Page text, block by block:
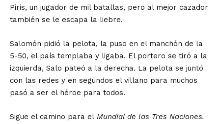
Piris, un jugador de mil batallas, pero al mejor cazador
también se le escapa la liebre.
Salomón pidió la pelota, la puso en el manchón de la
5-50, el país templaba y ligaba. El portero se tiró a la
izquierda, Salo pateó a la derecha. La pelota se juntó
con las redes y en segundos el villano para muchos
pasó a ser el héroe para todos.
Sigue el camino para el Mundial de las Tres Naciones.